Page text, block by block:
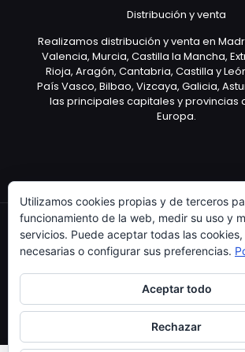
Distribución y venta
Realizamos distribución y venta en
Valencia, Murcia, Castilla la Mancha,
Rioja, Aragón, Cantabria, Castilla y
País Vasco, Bilbao, Vizcaya, Galicia,
las principales capitales y provincias
Europa.
Utilizamos cookies propias y de terceros
funcionamiento de la web, medir su uso y
servicios. Puede aceptar todas las
necesarias o configurar sus preferencias.
Aceptar todo
Rechazar